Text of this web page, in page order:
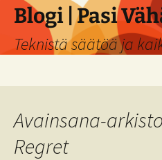
Siirry
sisältöön
Blogi | Pasi
Teknistä säätöä ja
Avainsana-
Regret